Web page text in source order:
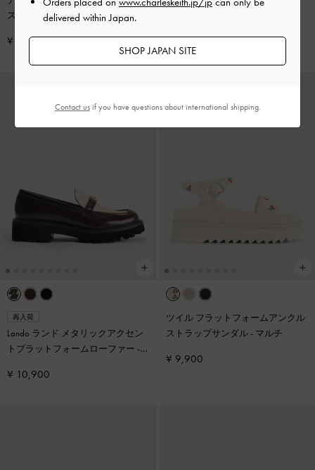
スニーカー-マルチ
¥ 13,900 ¥ 9,900
再入荷
Lando ランド メタリックアクセン
トプラットフォームローファー -
¥ 10,900
ツイル フラットフォームアンクル
ストラップサンダル- マルチ
¥ 9,900
delivered within Japan.
SHOP JAPAN SITE
Contact usif you have questions about international shipping.